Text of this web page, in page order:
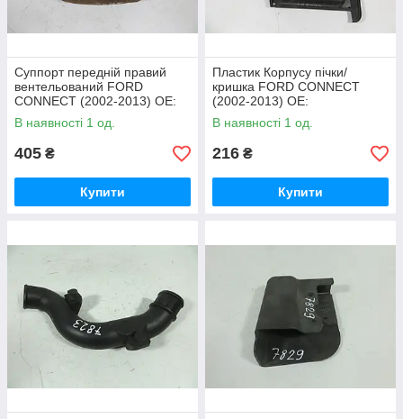
Суппорт передній правий
вентельований FORD
CONNECT (2002-2013) ОЕ:
5039027, 5039027 + 5039026,
7T62B135AA
В наявності 1 од.
405 ₴
Купити
Пластик Корпусу пічки/
кришка FORD CONNECT
(2002-2013) ОЕ:
XS4H18C333CG,
XS4H18K418AE
В наявності 1 од.
216 ₴
Купити